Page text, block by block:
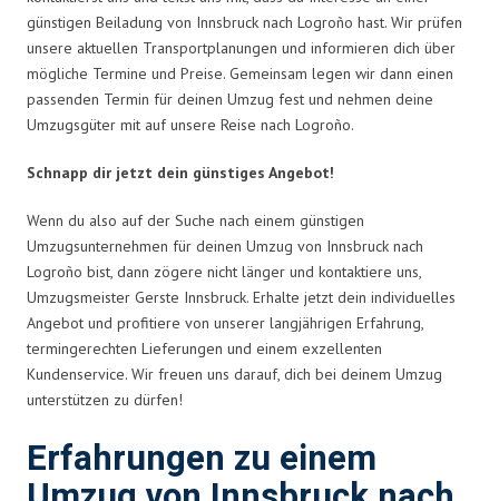
günstigen Beiladung von Innsbruck nach Logroño hast. Wir prüfen
unsere aktuellen Transportplanungen und informieren dich über
mögliche Termine und Preise. Gemeinsam legen wir dann einen
passenden Termin für deinen Umzug fest und nehmen deine
Umzugsgüter mit auf unsere Reise nach Logroño.
Schnapp dir jetzt dein günstiges Angebot!
Wenn du also auf der Suche nach einem günstigen
Umzugsunternehmen für deinen Umzug von Innsbruck nach
Logroño bist, dann zögere nicht länger und kontaktiere uns,
Umzugsmeister Gerste Innsbruck. Erhalte jetzt dein individuelles
Angebot und profitiere von unserer langjährigen Erfahrung,
termingerechten Lieferungen und einem exzellenten
Kundenservice. Wir freuen uns darauf, dich bei deinem Umzug
unterstützen zu dürfen!
Erfahrungen zu einem